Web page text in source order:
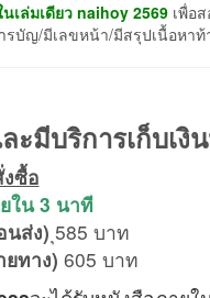
เล่มเดียว naihoy 2569 เพื่อ
บัญ/มีเลขหน้า/มีสรุปเนื้อหา
มีบริการเก็บเงิ
ซื้อ
ใน 3 นาที
นส่ง) ุ585 บาท
ยทาง) 605 บาท